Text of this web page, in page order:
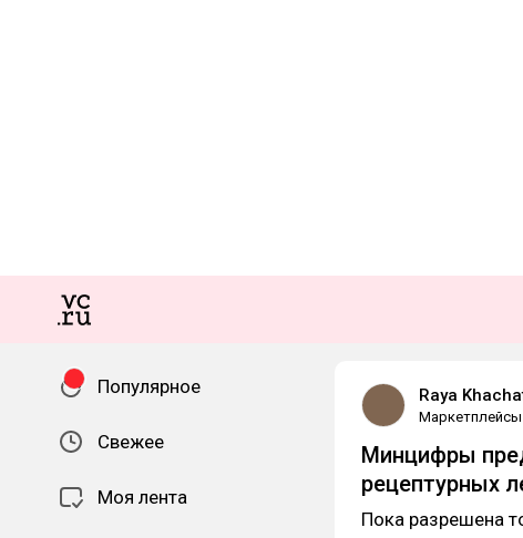
Популярное
Свежее
Моя лента
Raya
Маркетплейсы
Минцифры
рецептурных
Пока разрешена